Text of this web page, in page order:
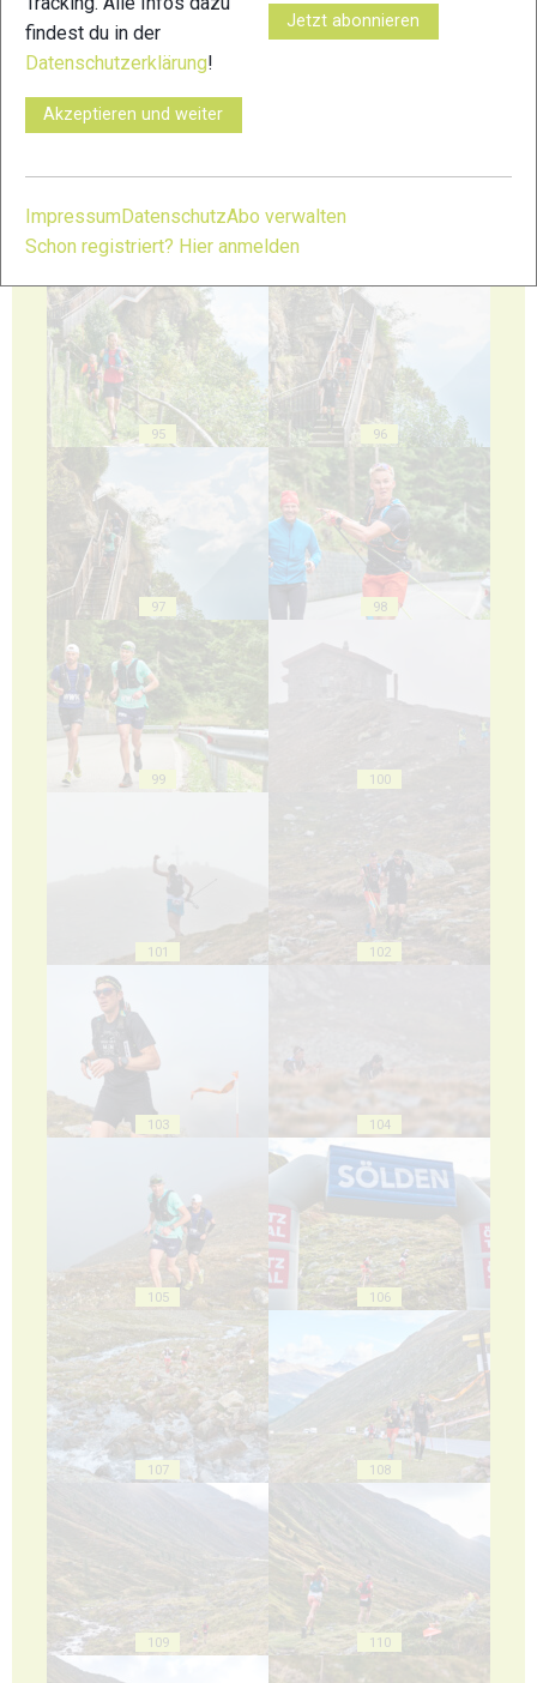
95 96
97 98
99 100
101 102
103 104
105 106
107 108
109 110
findest du in der
Datenschutzerklärung!
Akzeptieren und weiter
Jetzt abonnieren
Impressum DatenschutzAbo verwalten
Schon registriert? Hier anmelden